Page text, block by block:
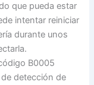
que pueda estar
intentar reiniciar
durante unos
B0005
detección de